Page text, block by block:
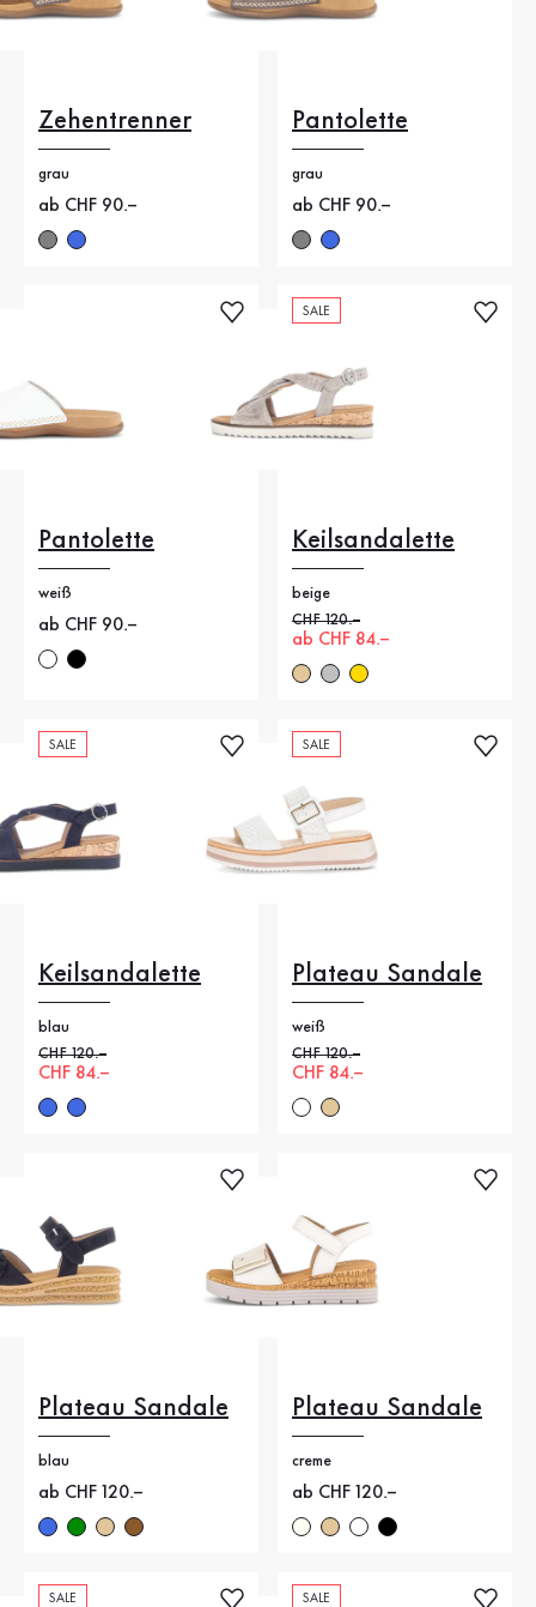
Zehentrenner
grau
Neuer Preis
ab CHF 90.–
Pantolette
grau
Neuer Preis
ab CHF 90.–
Pantolette
weiß
Neuer Preis
ab CHF 90.–
SALE
Keilsandalette
beige
Alter Preis
CHF 120.–
Neuer Preis
ab CHF 84.–
SALE
Keilsandalette
blau
Alter Preis
CHF 120.–
Neuer Preis
CHF 84.–
SALE
Plateau Sandale
weiß
Alter Preis
CHF 120.–
Neuer Preis
CHF 84.–
Plateau Sandale
blau
Neuer Preis
ab CHF 120.–
Plateau Sandale
creme
Neuer Preis
ab CHF 120.–
SALE SALE